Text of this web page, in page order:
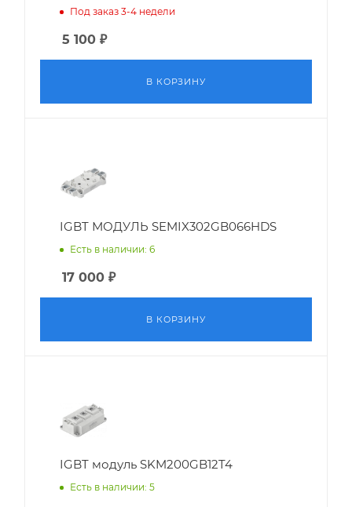
Под заказ 3-4 недели
5 100 ₽
В КОРЗИНУ
IGBT МОДУЛЬ SEMIX302GB066HDS
Есть в наличии: 6
17 000 ₽
В КОРЗИНУ
IGBT модуль SKM200GB12T4
Есть в наличии: 5